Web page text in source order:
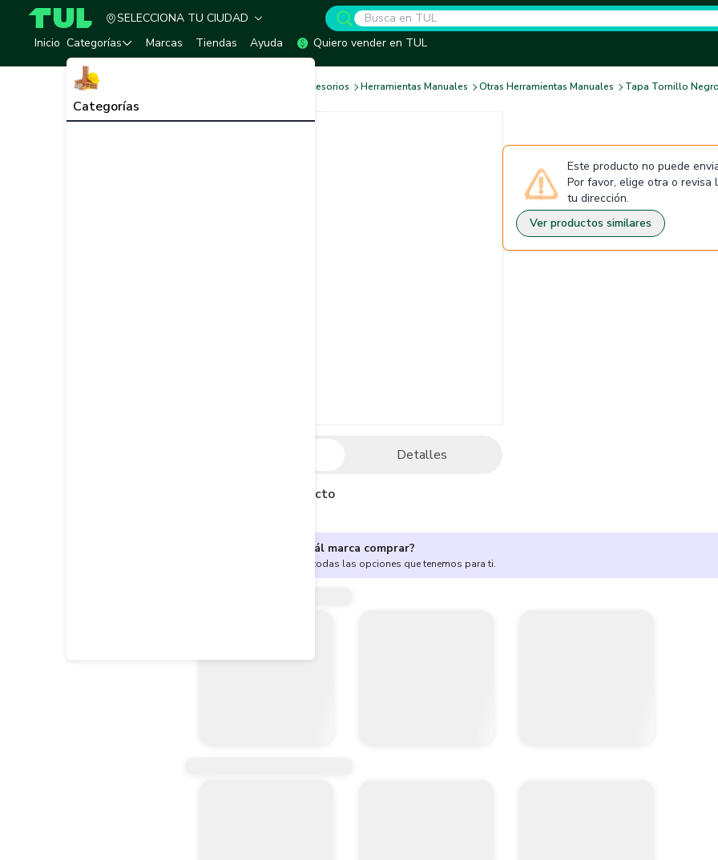
TUL - Tu Marketplace de Construcción
SELECCIONA TU CIUDAD
Inicio Categorías
Categorías
Marcas Tiendas Ayuda Quiero vender en TUL
Herramientas, Equipos y Accesorios Herramientas Manuales Otras Herramientas Manuales Tapa Tornillo
Detalles
Descripción del producto
Este producto no puede
Por favor, elige otra o revisa
tu dirección.
Ver productos similares
¿No sabes cuál marca comprar?
Encuentra aquí todas las opciones que tenemos para ti.